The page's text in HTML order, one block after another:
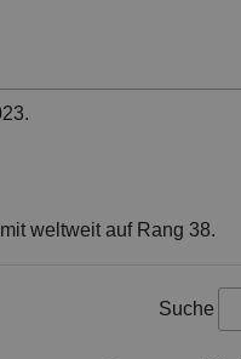
weltweit auf Rang 38.
Suche